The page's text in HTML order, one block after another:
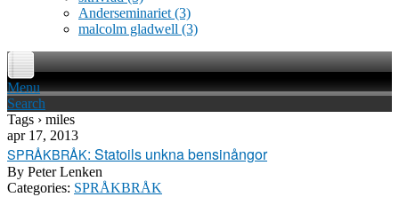
Anderseminariet (3)
malcolm gladwell (3)
Menu
Search
Tags › miles
apr 17, 2013
SPRÅKBRÅK: Statoils unkna bensinångor
By Peter Lenken
Categories: SPRÅKBRÅK